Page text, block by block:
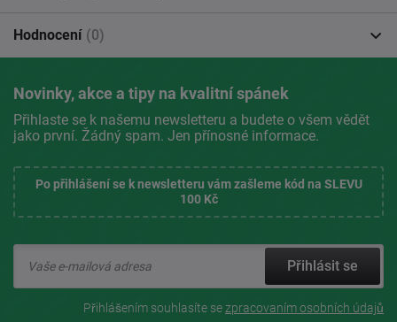
Hodnocení (0)
Novinky, akce a tipy na kvalitní spánek
Přihlaste se k našemu newsletteru a budete o všem vědět
jako první. Žádný spam. Jen přínosné informace.
Po přihlášení se k newsletteru vám zašleme kód na SLEVU
100 Kč
Přihlásit se
Přihlášením souhlasíte sezpracovaním osobních údajů